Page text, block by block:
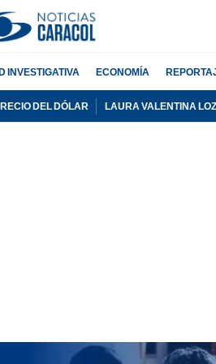
INVESTIGATIVA ECONOMÍA
DEL DÓLAR LAURA VALENTINA